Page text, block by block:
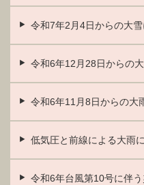
令和7年2月4日からの大
令和6年12月28日からの
令和6年11月8日からの大
低気圧と前線による大雨
令和6年台風第10号に伴